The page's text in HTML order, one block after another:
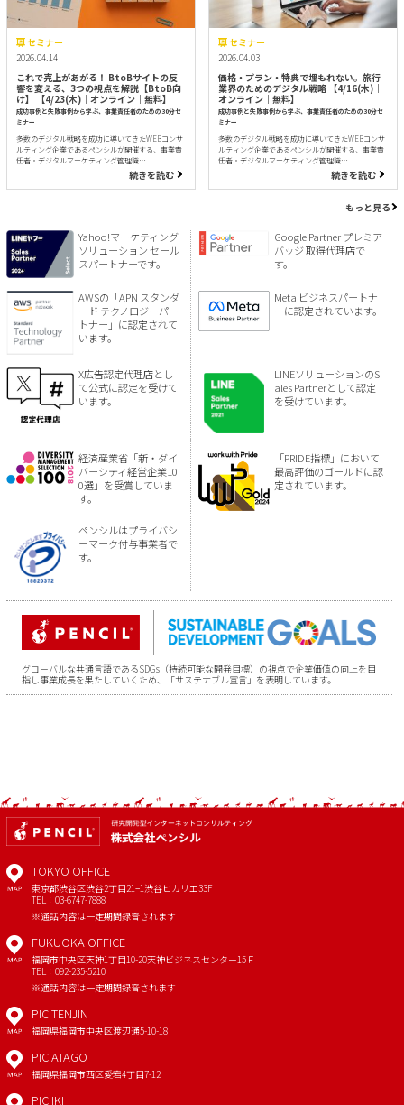
セミナー
2026.04.14
これで売上があがる！ BtoBサイトの反
響を変える、3つの視点を解説【BtoB向
け】 【4/23(木)｜オンライン｜無料】
成功事例と失敗事例から学ぶ、事業責任者のための30分セ
ミナー
多数のデジタル戦略を成功に導いてきたWEBコンサ
ルティング企業であるペンシルが開催する、事業責
任者・デジタルマーケティング管理職…
続きを読む
セミナー
2026.04.03
価格・プラン・特典で埋もれない。旅行
業界のためのデジタル戦略 【4/16(木)｜
オンライン｜無料】
成功事例と失敗事例から学ぶ、事業責任者のための30分セ
ミナー
多数のデジタル戦略を成功に導いてきたWEBコンサ
ルティング企業であるペンシルが開催する、事業責
任者・デジタルマーケティング管理職…
続きを読む
もっと見る
Yahoo!マーケティング
ソリューション セール
スパートナーです。
Google Partner プレミア
バッジ 取得代理店で
す。
AWSの「APN スタンダ
ード テクノロジーパー
トナー」に認定されて
います。
Meta ビジネスパートナ
ーに認定されています。
X広告認定代理店とし
て公式に認定を受けて
います。
LINEソリューションのS
ales Partnerとして認定
を受けています。
経済産業省「新・ダイ
バーシティ経営企業10
0選」を受賞していま
す。
「PRIDE指標」において
最高評価のゴールドに認
定されています。
ペンシルはプライバシ
ーマーク付与事業者で
す。
グローバルな共通言語であるSDGs（持続可能な開発目標）の視点で企業価値の向上を目
指し事業成長を果たしていくため、「サステナブル宣言」を表明しています。
MAP
TOKYO OFFICE
東京都渋谷区渋谷2丁目21−1渋谷ヒカリエ33F
TEL：03-6747-7888
※通話内容は一定期間録音されます
MAP
FUKUOKA OFFICE
福岡市中央区天神1丁目10-20天神ビジネスセンター15Ｆ
TEL：092-235-5210
※通話内容は一定期間録音されます
MAP
PIC TENJIN
福岡県福岡市中央区渡辺通5-10-18
MAP
PIC ATAGO
福岡県福岡市西区愛宕4丁目7-12
PIC IKI